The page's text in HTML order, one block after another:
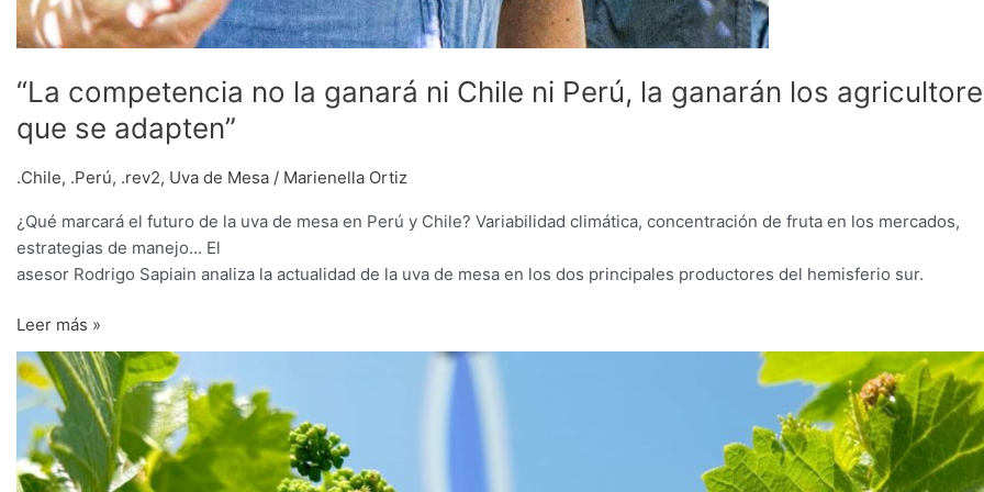
“La competencia no la ganará ni Chile ni Perú, la ganarán los
que se adapten”
.Chile, .Perú, .rev2, Uva de Mesa / Marienella Ortiz
¿Qué marcará el futuro de la uva de mesa en Perú y Chile? Variabilidad climática, concentración de fruta en los mercados,
estrategias de manejo… El
asesor Rodrigo Sapiain analiza la actualidad de la uva de mesa en los dos principales productores del hemisferio sur.
Leer más »
Desentrañando
el
misterio
de
los